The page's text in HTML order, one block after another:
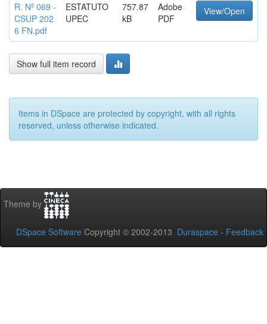
R. Nº 069 -
CSUP 202
6 FN.pdf
ESTATUTO
UPEC
757.87
kB
Adobe
PDF
View/Open
Show full item record
Items in DSpace are protected by copyright, with all rights
reserved, unless otherwise indicated.
Theme by
DSpace Software Copyright © 2002-2013 Duraspace - Feedback